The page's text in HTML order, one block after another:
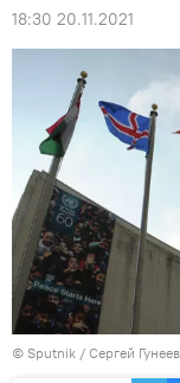
18:30 20.11.2021
© Sputnik / Сергей Гунеев